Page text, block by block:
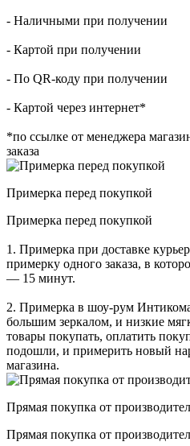
- Наличными при получении
- Картой при получении
- По QR-коду при получении
- Картой через интернет*
*по ссылке от менеджера
заказа
Примерка перед покупкой
Примерка перед покупкой
1. Примерка при доставке
примерку одного заказа, в
— 15 минут.
2. Примерка в шоу-рум
большим зеркалом, и низкие
товары покупать, оплатить
подошли, и примерить новый
магазина.
Прямая покупка от
Прямая покупка от